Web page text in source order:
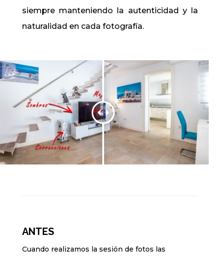
siempre manteniendo la autenticidad y la
naturalidad en cada fotografía.
ANTES
Cuando realizamos la sesión de fotos las